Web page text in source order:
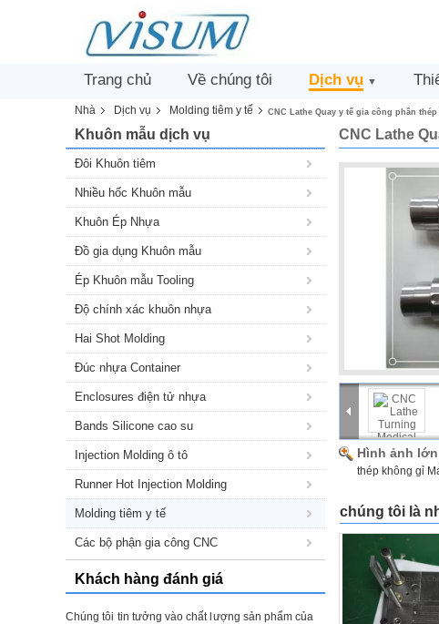
Trang chủ Về chúng tôi Dịch vụ ▼
Nhà Dịch vụ Molding tiêm y tế CNC Lathe Quay y tế gia công phần
Khuôn mẫu dịch vụ
Đôi Khuôn tiêm
Nhiều hốc Khuôn mẫu
Khuôn Ép Nhựa
Đồ gia dụng Khuôn mẫu
Ép Khuôn mẫu Tooling
Độ chính xác khuôn nhựa
Hai Shot Molding
Đúc nhựa Container
Enclosures điện tử nhựa
Bands Silicone cao su
Injection Molding ô tô
Runner Hot Injection Molding
Molding tiêm y tế
Các bộ phận gia công CNC
Khách hàng đánh giá
Chúng tôi tin tưởng vào chất lượng sản phẩm của
CNC Lathe
Hình ảnh
thép không gỉ
chúng tôi là